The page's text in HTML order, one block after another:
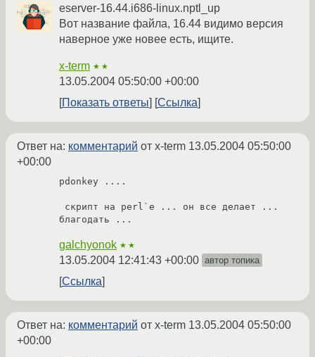
eserver-16.44.i686-linux.nptl_up
Вот название файла, 16.44 видимо версия
наверное уже новее есть, ищите.
x-term ★★
13.05.2004 05:50:00 +00:00
Показать ответы
Ссылка
Ответ на: комментарий от x-term 13.05.2004 05:50:00
+00:00
pdonkey ....
благодать ...
galchyonok ★★
13.05.2004 12:41:43 +00:00 автор топика
Ссылка
Ответ на: комментарий от x-term 13.05.2004 05:50:00
+00:00